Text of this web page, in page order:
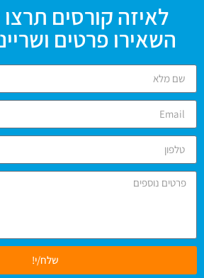
לאיזה קורסים
השאירו פרטים
שלח/י!